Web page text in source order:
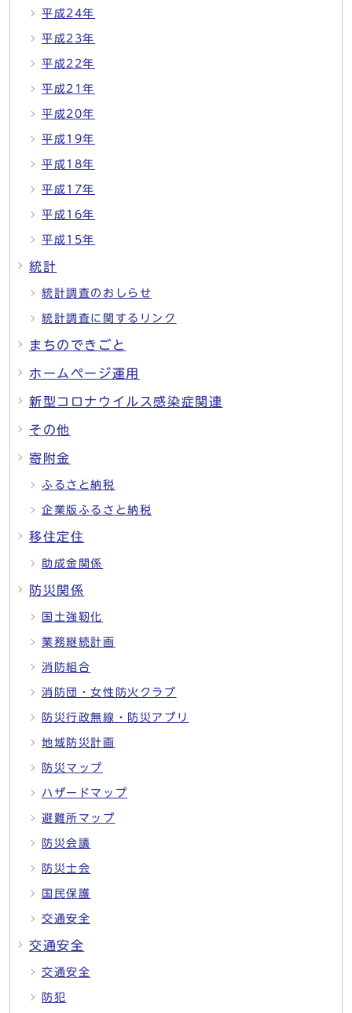
平成24年
平成23年
平成22年
平成21年
平成20年
平成19年
平成18年
平成17年
平成16年
平成15年
統計
統計調査のおしらせ
統計調査に関するリンク
まちのできごと
ホームページ運用
新型コロナウイルス感染症関連
その他
寄附金
ふるさと納税
企業版ふるさと納税
移住定住
助成金関係
防災関係
国土強靭化
業務継続計画
消防組合
消防団・女性防火クラブ
防災行政無線・防災アプリ
地域防災計画
防災マップ
ハザードマップ
避難所マップ
防災会議
防災士会
国民保護
交通安全
交通安全
交通安全
防犯